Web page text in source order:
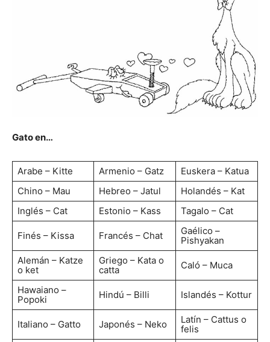
Gato en…
Arabe – Kitte Armenio – Gatz
Euskera – Katua
Chino – Mau
Hebreo – Jatul
Holandés – Kat
Inglés – Cat
Estonio – Kass Tagalo – Cat
Finés – Kissa Francés – Chat
Gaélico –
Pishyakan
Alemán – Katze
o ket
Griego – Kata o
catta
Caló – Muca
Hawaiano –
Popoki
Hindú – Billi Islandés – Kottur
Italiano – Gatto Japonés – Neko
Latín – Cattus o
felis